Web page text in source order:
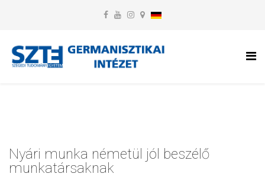
Nyári munka németül jól beszélő
munkatársaknak